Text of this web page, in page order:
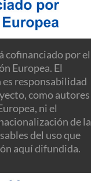
cofinanciado por el
Europea. El
responsabilidad
como autores
ni el
de la
del uso que
aquí difundida.